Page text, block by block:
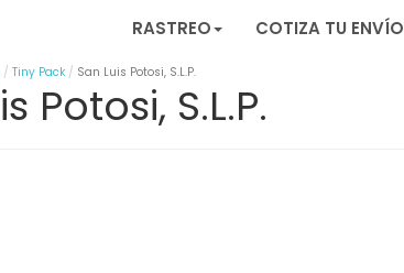
RASTREO COTIZA TU ENVÍO
Tiny Pack San Luis Potosi, S.L.P.
Potosi, S.L.P.